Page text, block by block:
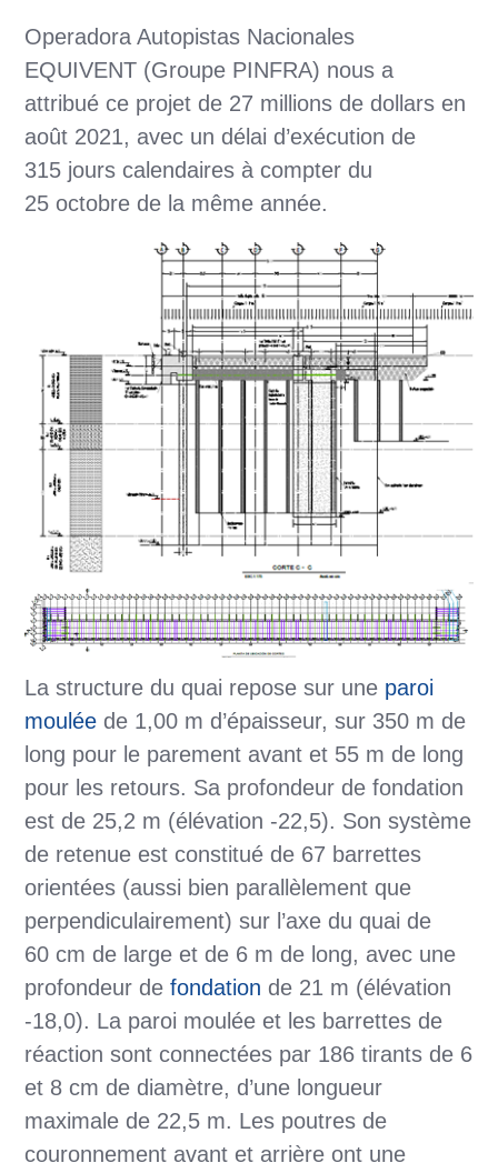
Operadora Autopistas Nacionales
EQUIVENT (Groupe PINFRA) nous a
attribué ce projet de 27 millions de dollars en
août 2021, avec un délai d’exécution de
315 jours calendaires à compter du
25 octobre de la même année.
La structure du quai repose sur une paroi
moulée de 1,00 m d’épaisseur, sur 350 m de
long pour le parement avant et 55 m de long
pour les retours. Sa profondeur de fondation
est de 25,2 m (élévation -22,5). Son système
de retenue est constitué de 67 barrettes
orientées (aussi bien parallèlement que
perpendiculairement) sur l’axe du quai de
60 cm de large et de 6 m de long, avec une
profondeur defondation de 21 m (élévation
-18,0). La paroi moulée et les barrettes de
réaction sont connectées par 186 tirants de 6
et 8 cm de diamètre, d’une longueur
maximale de 22,5 m. Les poutres de
couronnement avant et arrière ont une